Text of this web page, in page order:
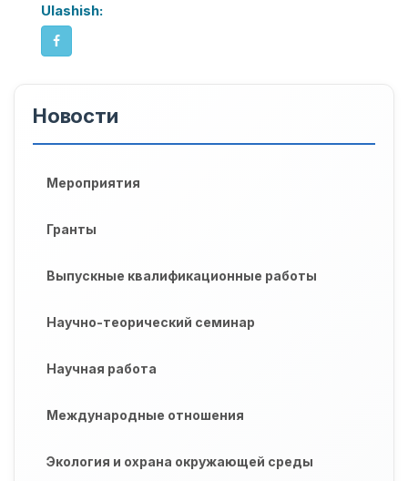
Ulashish:
Новости
Мероприятия
Гранты
Выпускные квалификационные работы
Научно-теорический семинар
Научная работа
Международные отношения
Экология и охрана окружающей среды